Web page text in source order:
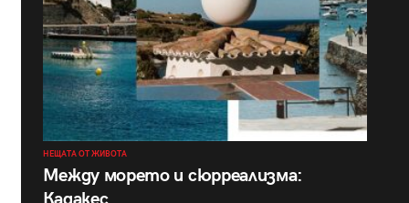
НЕЩАТА ОТ ЖИВОТА
Между морето и сюрреализма: